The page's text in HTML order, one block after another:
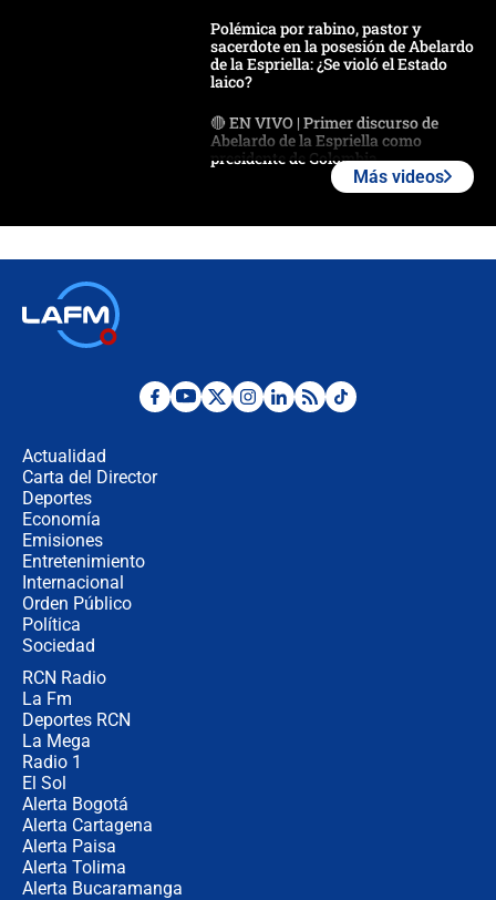
Polémica por rabino, pastor y
sacerdote en la posesión de Abelardo
de la Espriella: ¿Se violó el Estado
laico?
🔴 EN VIVO | Primer discurso de
Abelardo de la Espriella como
presidente de Colombia
Espriella en Cali inicia la
Desde dermatitis hasta infecciones:
Más videos
Actualidad
Carta del Director
Deportes
Economía
Emisiones
Entretenimiento
Internacional
Orden Público
Política
Sociedad
RCN Radio
La Fm
Deportes RCN
La Mega
Radio 1
El Sol
Alerta Bogotá
Alerta Cartagena
Alerta Paisa
Alerta Tolima
Alerta Bucaramanga